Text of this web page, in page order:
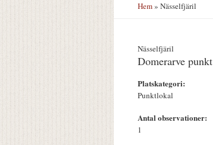
Hem» Nässelfjäril
Nässelfjäril
Domerarve punkt
Platskategori:
Punktlokal
Antal observationer:
1